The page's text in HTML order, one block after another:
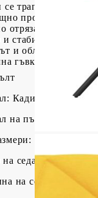
трапезни
пространство.
отрязани влакна с
стабилна рамка:
и облегалката са
гъвкавост:
Кадифе (100%
на пълнежа: Пяна
51,5 x 59 x
седалката: 41 см
на седалката: 43